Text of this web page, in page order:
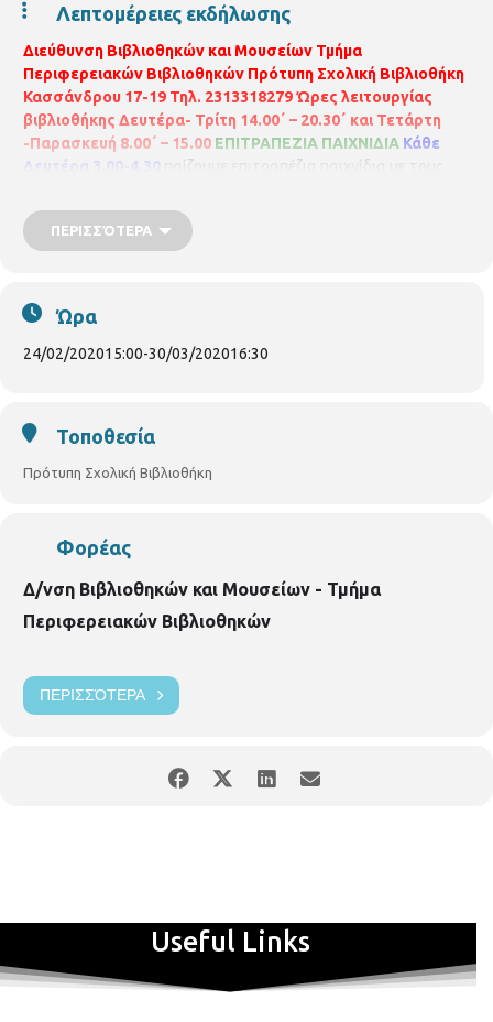
Λεπτομέρειες εκδήλωσης
Διεύθυνση Βιβλιοθηκών και Μουσείων Τμήμα
Περιφερειακών Βιβλιοθηκών Πρότυπη Σχολική Βιβλιοθήκη
Κασσάνδρου 17-19 Τηλ. 2313318279Ώρες λειτουργίας
βιβλιοθήκης Δευτέρα- Τρίτη 14.00΄ – 20.30΄ και Τετάρτη
-Παρασκευή 8.00΄ – 15.00 ΕΠΙΤΡΑΠΕΖΙΑ ΠΑΙΧΝΙΔΙΑ Κάθε
Δευτέρα 3.00-4.30
παίζουμε επιτραπέζια παιχνίδια με τους
σχολείωνΠραγματοποιούνται προγραμματισμένες
ξεναγήσεις σε μαθητές νηπιαγωγείων και δημοτικών σχολείων
Όλες οι εκδηλώσεις είναι χωρίς οικονομική επιβάρυνση.
ΠΕΡΙΣΣΌΤΕΡΑ
Ώρα
24/02/202015:00-30/03/202016:30
Τοποθεσία
Πρότυπη Σχολική Βιβλιοθήκη
Φορέας
Δ/νση Βιβλιοθηκών και Μουσείων - Τμήμα
Περιφερειακών Βιβλιοθηκών
ΠΕΡΙΣΣΌΤΕΡΑ
Useful Links